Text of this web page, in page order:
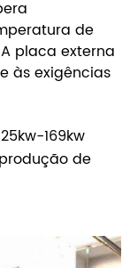
de
placa externa
às exigências
169kw
de